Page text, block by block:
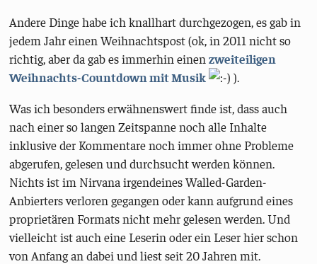
Andere Dinge habe ich knallhart durchgezogen, es gab in
jedem Jahr einen Weihnachtspost (ok, in 2011 nicht so
richtig, aber da gab es immerhin einenzweiteiligen
Weihnachts-Countdown mit Musik
).
Was ich besonders erwähnenswert finde ist, dass auch
nach einer so langen Zeitspanne noch alle Inhalte
inklusive der Kommentare noch immer ohne Probleme
abgerufen, gelesen und durchsucht werden können.
Nichts ist im Nirvana irgendeines Walled-Garden-
Anbierters verloren gegangen oder kann aufgrund eines
proprietären Formats nicht mehr gelesen werden. Und
vielleicht ist auch eine Leserin oder ein Leser hier schon
von Anfang an dabei und liest seit 20 Jahren mit.